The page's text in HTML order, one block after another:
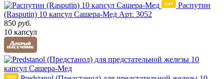
Распутин
(Rasputin) 10 капсул Сашера-Мед Арт. 3052
850 руб.
10 капсул